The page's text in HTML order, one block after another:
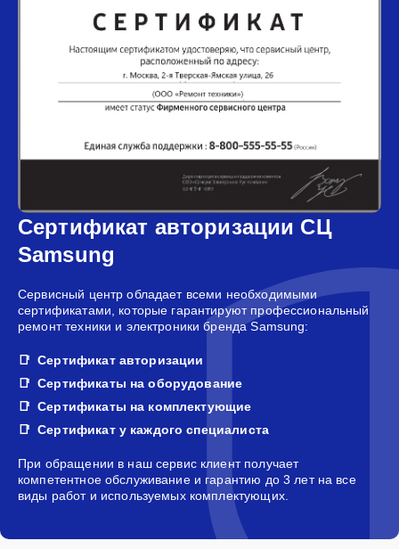
Сертификат авторизации СЦ
Samsung
Сервисный центр обладает всеми необходимыми
сертификатами, которые гарантируют профессиональный
ремонт техники и электроники бренда Samsung:
Сертификат авторизации
Сертификаты на оборудование
Сертификаты на комплектующие
Сертификат у каждого специалиста
При обращении в наш сервис клиент получает
компетентное обслуживание и гарантию до 3 лет на все
виды работ и используемых комплектующих.